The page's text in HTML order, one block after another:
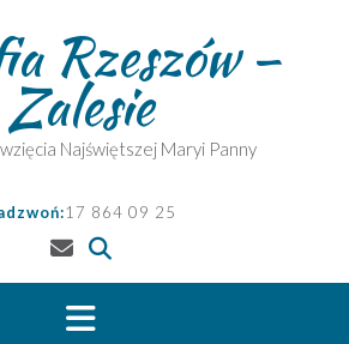
Rzeszów –
Zalesie
Najświętszej Maryi Panny
17 864 09 25